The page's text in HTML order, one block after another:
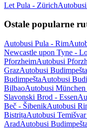
Let Pula - Zürich
Ostale popularne
Autobusi Pula - Rim
Newcastle upon Tyne -
PforzheimAutobusi
GrazAutobusi
BudimpeštaAutobusi
BilbaoAutobusi München
Slavonski Brod - Essen
Beč - ŠibenikAutobusi
BistrițaAutobusi Temišvar
AradAutobusi